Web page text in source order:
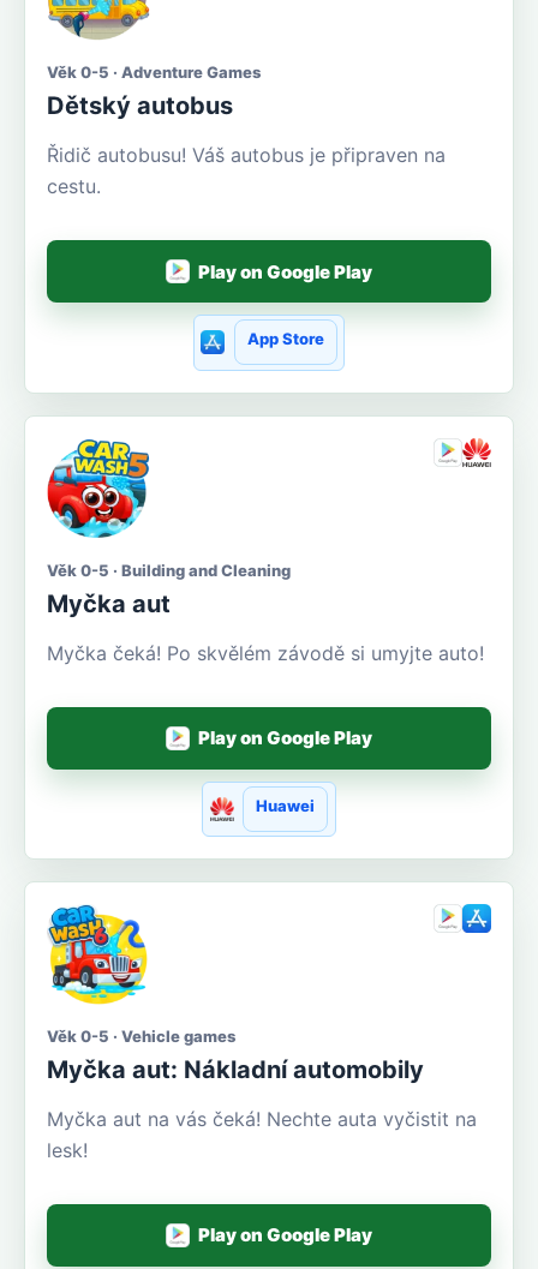
Věk 0-5 · Adventure Games
Dětský autobus
Řidič autobusu! Váš autobus je připraven na
cestu.
Play on Google Play
App Store
Věk 0-5 · Building and Cleaning
Myčka aut
Myčka čeká! Po skvělém závodě si umyjte auto!
Play on Google Play
Huawei
Věk 0-5 · Vehicle games
Myčka aut: Nákladní automobily
Myčka aut na vás čeká! Nechte auta vyčistit na
lesk!
Play on Google Play